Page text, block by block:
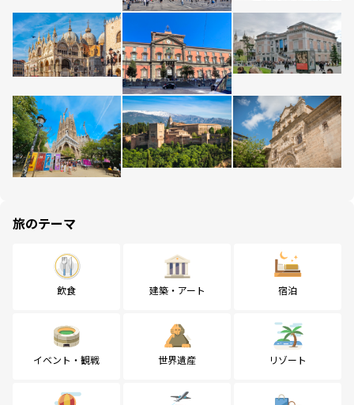
旅のテーマ
飲食 建築・アート 宿泊
イベント・観戦 世界遺産 リゾート